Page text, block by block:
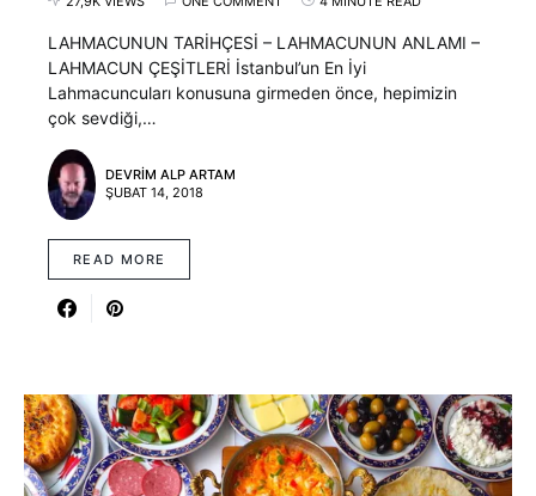
LAHMACUNUN TARİHÇESİ – LAHMACUNUN ANLAMI –
LAHMACUN ÇEŞİTLERİ İstanbul’un En İyi
Lahmacuncuları konusuna girmeden önce, hepimizin
çok sevdiği,…
DEVRIM ALP ARTAM
ŞUBAT 14, 2018
READ MORE